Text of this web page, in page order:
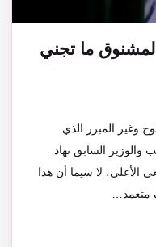
ما تجني
وغير المبرر الذي
والوزير السابق نهاد
الأعلى، لا سيما أن هذا
متعمد…